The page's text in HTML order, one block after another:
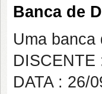
Banca de
Uma banca
DISCENTE
DATA : 26/